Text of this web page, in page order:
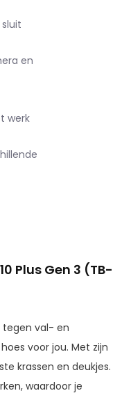
en
werk
Plus Gen 3 (TB-
val- en
voor jou. Met zijn
krassen en deukjes.
waardoor je